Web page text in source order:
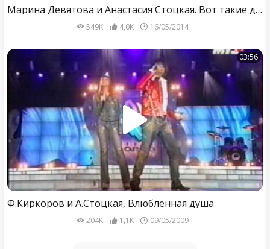
Марина Девятова и Анастасия Стоцкая. Вот такие дела.
549K 4,0K 16/05/2014
03:56
Ф.Киркоров и А.Стоцкая, Влюбленная душа
204K 1,1K 09/05/2009